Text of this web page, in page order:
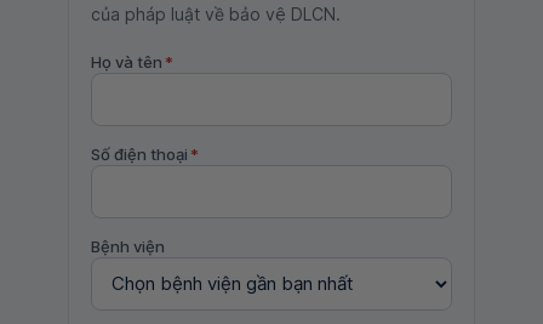
của pháp luật về bảo vệ DLCN.
Họ và tên *
Số điện thoại *
Bệnh viện